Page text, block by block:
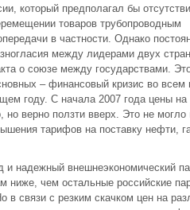
который предполагал бы
товаров трубопроводным
в частности. Однако
между лидерами двух
о союзе между государствами.
– финансовый кризис во всем
году. С начала 2007 года цены на
но верно ползти вверх. Это не могло
тарифов на поставку нефти,
и надежный внешнеэкономический
ниже, чем остальные российские
в связи с резким скачком цен на